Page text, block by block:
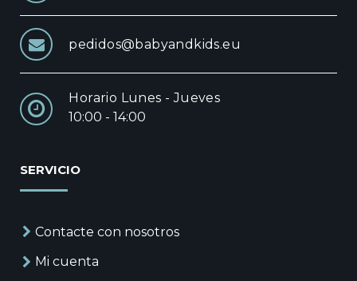
pedidos@babyandkids.eu
Horario Lunes - Jueves
10:00 - 14:00
SERVICIO
Contacte con nosotros
Mi cuenta